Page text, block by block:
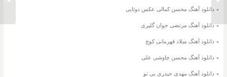
دانلود آهنگ محسن کمالی عکس دوتایی
دانلود آهنگ مرتضی جوان گلپری
دانلود آهنگ میلاد قهرمانی کوچ
دانلود آهنگ محسن چاوشی علی
دانلود آهنگ مهدی حیدری بی تو